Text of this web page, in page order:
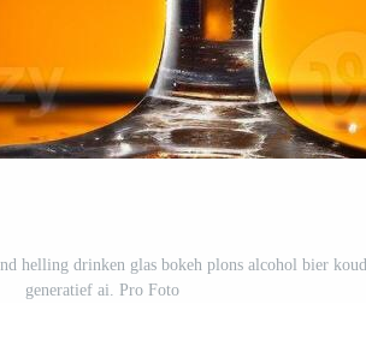
helling drinken glas bokeh plons alcohol bier koud.
generatief ai. Pro Foto